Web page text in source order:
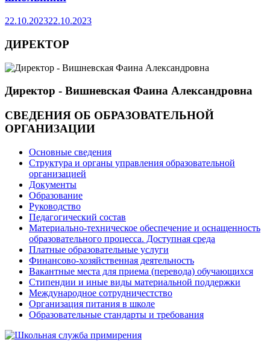
22.10.202322.10.2023
ДИРЕКТОР
Директор - Вишневская Фаина Александровна
СВЕДЕНИЯ ОБ ОБРАЗОВАТЕЛЬНОЙ
ОРГАНИЗАЦИИ
Основные сведения
Структура и органы управления образовательной
организацией
Документы
Образование
Руководство
Педагогический состав
Материально-техническое обеспечение и оснащенность
образовательного процесса. Доступная среда
Платные образовательные услуги
Финансово-хозяйственная деятельность
Вакантные места для приема (перевода) обучающихся
Стипендии и иные виды материальной поддержки
Международное сотрудничестство
Организация питания в школе
Образовательные стандарты и требования